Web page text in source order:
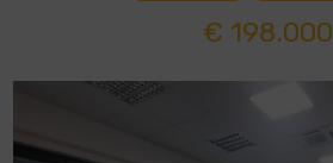
€ 198.000